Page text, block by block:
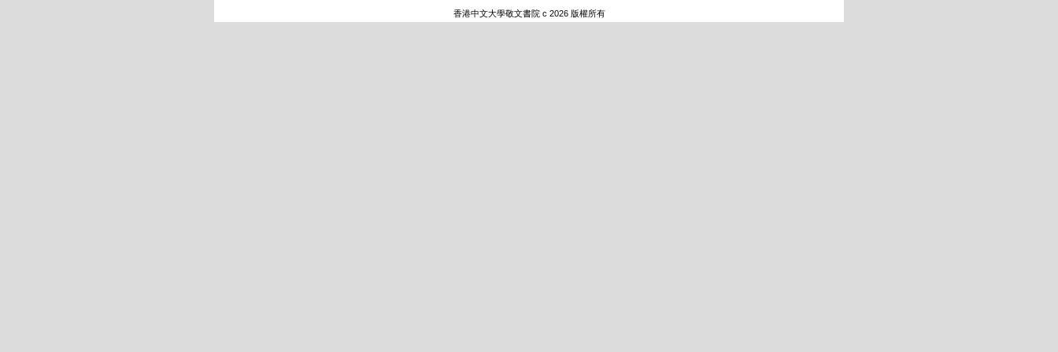
香港中文大學敬文書院 c 2026 版權所有